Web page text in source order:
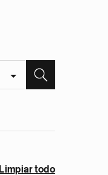
Limpiar todo